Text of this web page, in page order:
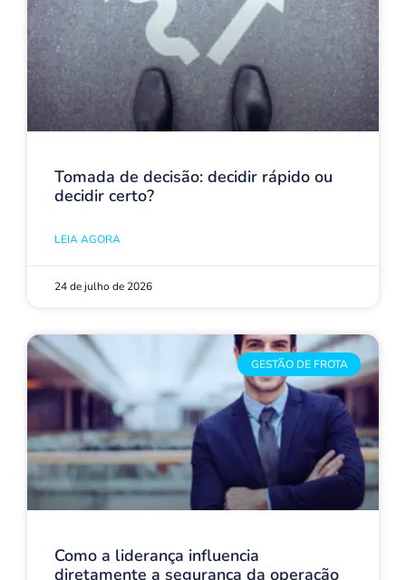
Tomada de decisão: decidir rápido ou
decidir certo?
LEIA AGORA
24 de julho de 2026
GESTÃO DE FROTA
Como a liderança influencia
diretamente a segurança da operação